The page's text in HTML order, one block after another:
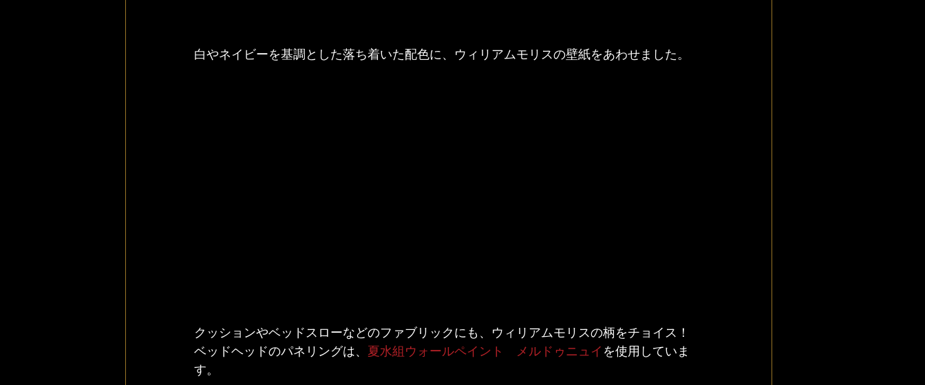
白やネイビーを基調とした落ち着いた配色に、ウィリアムモリスの壁紙をあわせました。
クッションやベッドスローなどのファブリックにも、ウィリアムモリスの柄をチョイス！
ベッドヘッドのパネリングは、 夏水組ウォールペイント　メルドゥニュイ を使用していま
す。